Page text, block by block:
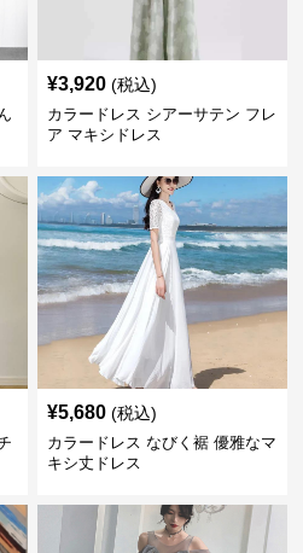
¥3,920 (税込)
カラードレス シアーサテン フレ
ア マキシドレス
¥5,680 (税込)
カラードレス なびく裾 優雅なマ
キシ丈ドレス